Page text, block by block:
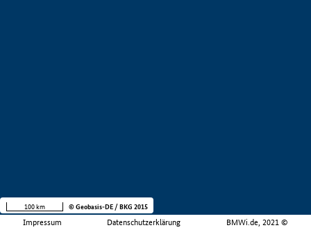
Impressum Datenschutzerklärung BMWi.de, 2021 ©
100 km © Geobasis-DE / BKG 2015